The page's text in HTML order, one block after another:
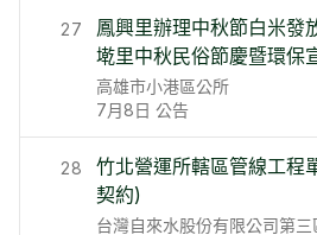
27
鳳興里辦理中秋節白米發
墘里中秋民俗節慶暨環保
高雄市小港區公所
7月8日 公告
28
竹北營運所轄區管線工程
契約)
台灣自來水股份有限公司第三